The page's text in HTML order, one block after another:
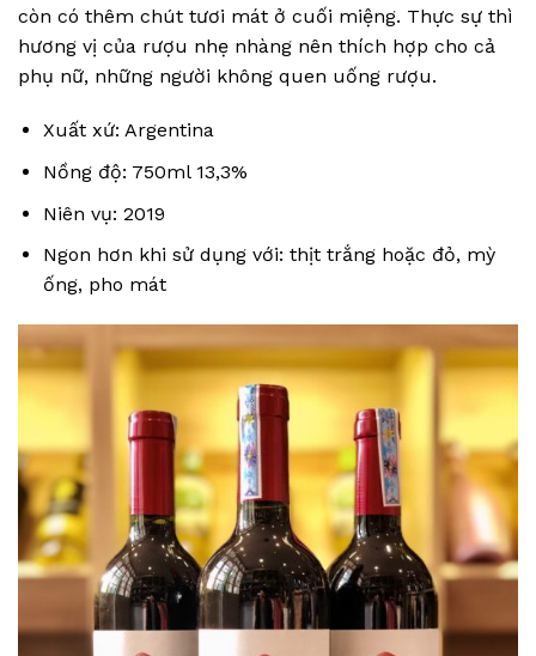
còn có thêm chút tươi mát ở cuối miệng. Thực sự thì
hương vị của rượu nhẹ nhàng nên thích hợp cho cả
phụ nữ, những người không quen uống rượu.
Xuất xứ: Argentina
Nồng độ: 750ml 13,3%
Niên vụ: 2019
Ngon hơn khi sử dụng với: thịt trắng hoặc đỏ, mỳ
ống, pho mát